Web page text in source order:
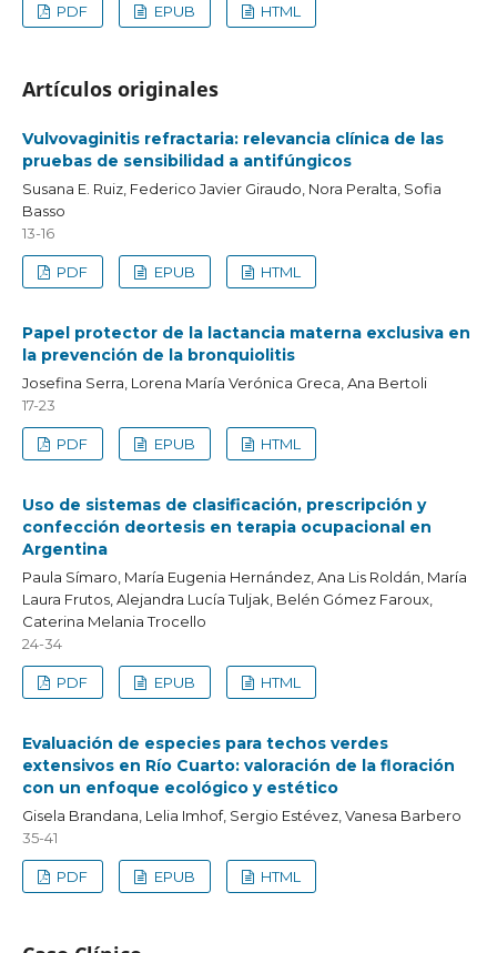
PDF EPUB HTML
Artículos originales
Vulvovaginitis refractaria: relevancia clínica de las
pruebas de sensibilidad a antifúngicos
Susana E. Ruiz, Federico Javier Giraudo, Nora Peralta, Sofia
Basso
13-16
PDF EPUB HTML
Papel protector de la lactancia materna exclusiva en
la prevención de la bronquiolitis
Josefina Serra, Lorena María Verónica Greca, Ana Bertoli
17-23
PDF EPUB HTML
Uso de sistemas de clasificación, prescripción y
confección deortesis en terapia ocupacional en
Argentina
Paula Símaro, María Eugenia Hernández, Ana Lis Roldán, María
Laura Frutos, Alejandra Lucía Tuljak, Belén Gómez Faroux,
Caterina Melania Trocello
24-34
PDF EPUB HTML
Evaluación de especies para techos verdes
extensivos en Río Cuarto: valoración de la floración
con un enfoque ecológico y estético
Gisela Brandana, Lelia Imhof, Sergio Estévez, Vanesa Barbero
35-41
PDF EPUB HTML